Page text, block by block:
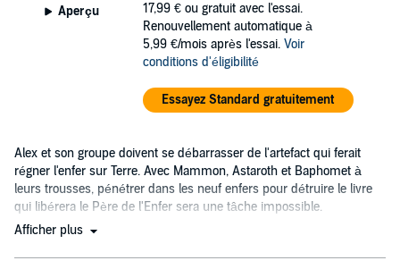
Aperçu 17,99 € ou gratuit avec l'essai.
Renouvellement automatique à
5,99 €/mois après l'essai. Voir
conditions d'éligibilité
Essayez Standard gratuitement
Alex et son groupe doivent se débarrasser de l'artefact qui ferait
régner l'enfer sur Terre. Avec Mammon, Astaroth et Baphomet à
leurs trousses, pénétrer dans les neuf enfers pour détruire le livre
qui libérera le Père de l'Enfer sera une tâche impossible.
Afficher plus